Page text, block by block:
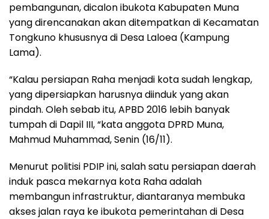
pembangunan, dicalon ibukota Kabupaten Muna
yang direncanakan akan ditempatkan di Kecamatan
Tongkuno khususnya di Desa Laloea (Kampung
Lama).
“Kalau persiapan Raha menjadi kota sudah lengkap,
yang dipersiapkan harusnya diinduk yang akan
pindah. Oleh sebab itu, APBD 2016 lebih banyak
tumpah di Dapil III, “kata anggota DPRD Muna,
Mahmud Muhammad, Senin (16/11).
Menurut politisi PDIP ini, salah satu persiapan daerah
induk pasca mekarnya kota Raha adalah
membangun infrastruktur, diantaranya membuka
akses jalan raya ke ibukota pemerintahan di Desa